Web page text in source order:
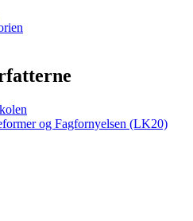
og Fagfornyelsen (LK20)